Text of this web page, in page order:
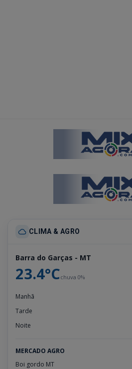
CLIMA & AGRO
Barra do Garças - MT
23.4°Cchuva 0%
Manhã
Tarde
Noite
MERCADO AGRO
Boi gordo MT